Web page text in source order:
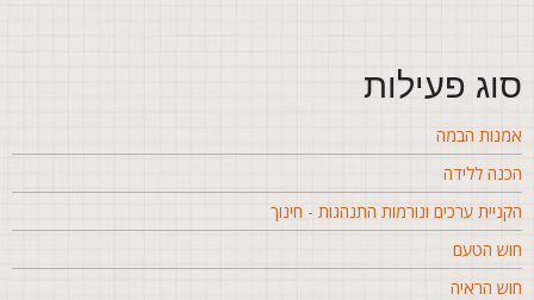
פעילות
הבמה
ללידה
ערכים ונורמות התנהגות - חינוך
הטעם
הראיה